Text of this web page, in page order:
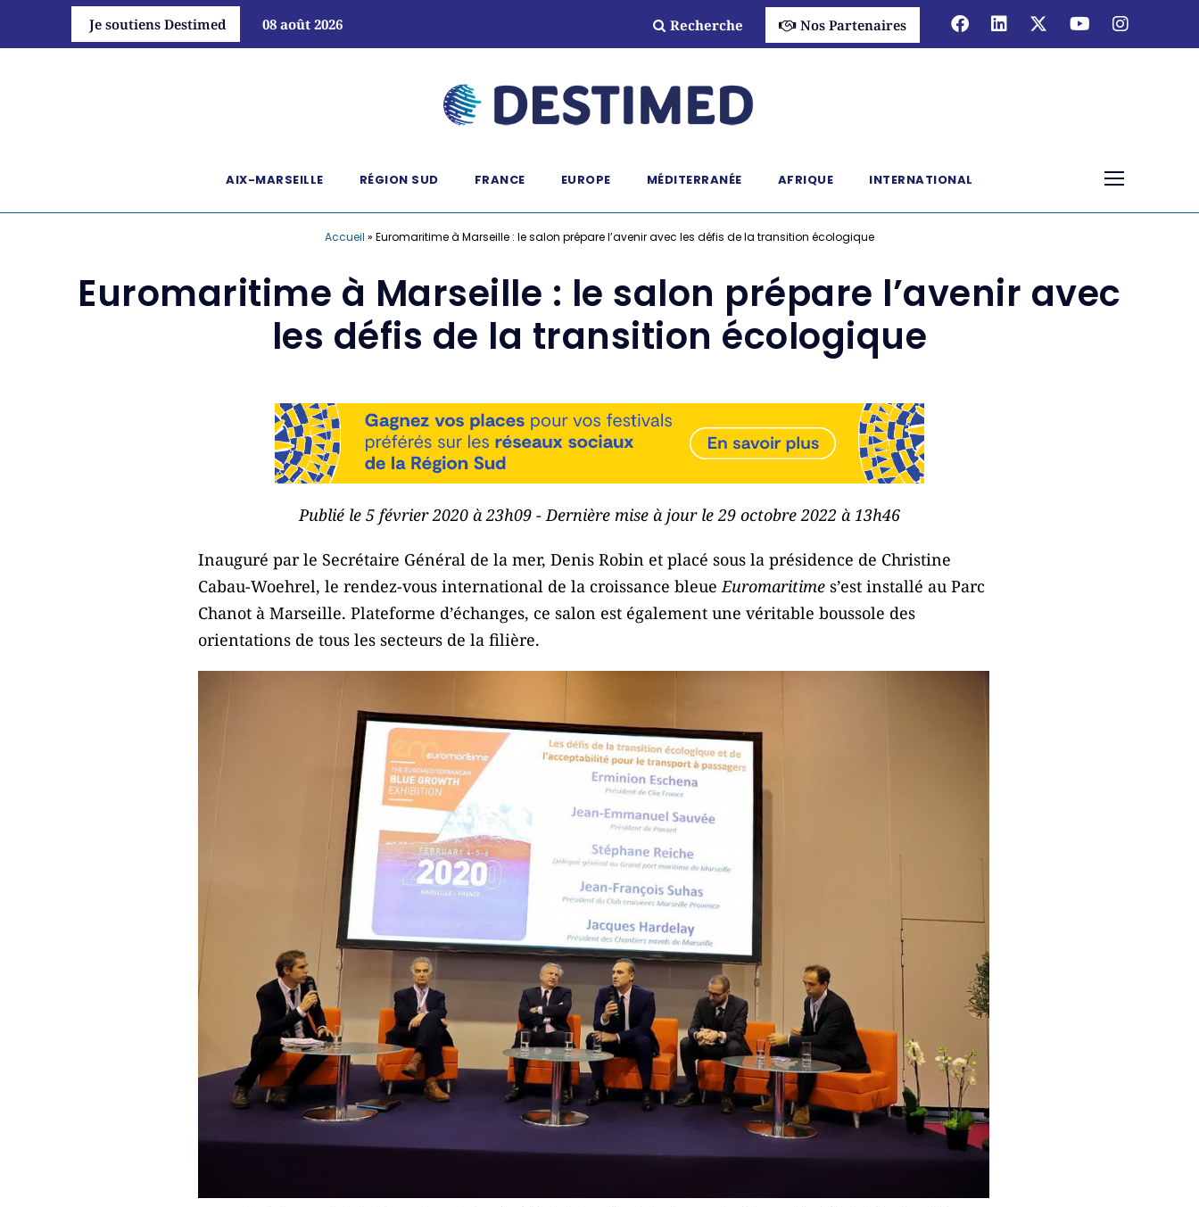
Je soutiens Destimed 08 août 2026 Recherche Nos Partenaires
AIX-MARSEILLE RÉGION SUD FRANCE EUROPE MÉDITERRANÉE AFRIQUE INTERNATIONAL
Accueil » Euromaritime à Marseille : le salon prépare l’avenir avec les défis de la transition écologique
Euromaritime à Marseille : le salon prépare l’avenir avec
les défis de la transition écologique
Publié le 5 février 2020 à 23h09 - Dernière mise à jour le 29 octobre 2022 à 13h46
Inauguré par le Secrétaire Général de la mer, Denis Robin et placé sous la présidence de Christine
Cabau-Woehrel, le rendez-vous international de la croissance bleueEuromaritime s’est installé au Parc
Chanot à Marseille. Plateforme d’échanges, ce salon est également une véritable boussole des
orientations de tous les secteurs de la filière.